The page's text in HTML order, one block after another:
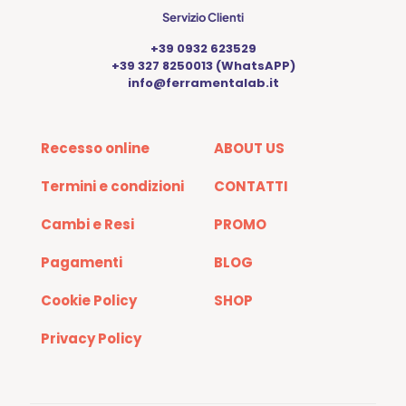
Servizio Clienti
+39 0932 623529
+39 327 8250013 (WhatsAPP)
info@ferramentalab.it
Recesso online
Termini e condizioni
Cambi e Resi
Pagamenti
Cookie Policy
Privacy Policy
ABOUT US
CONTATTI
PROMO
BLOG
SHOP